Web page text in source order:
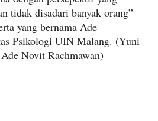
tidak disadari banyak orang”
yang bernama Ade
Psikologi UIN Malang. (Yuni
Novit Rachmawan)